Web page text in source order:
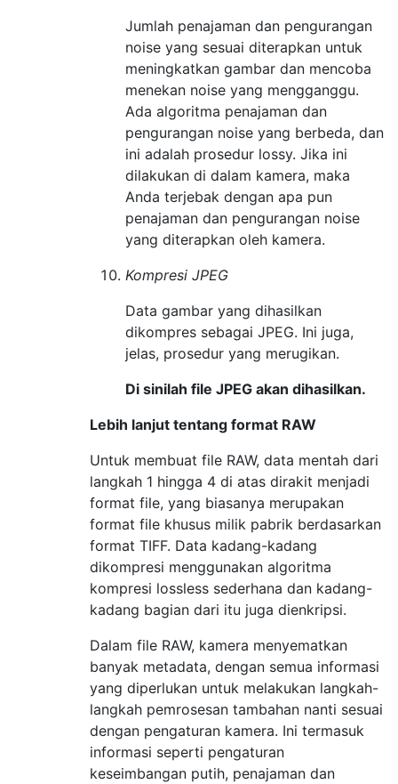
Jumlah penajaman dan pengurangan
noise yang sesuai diterapkan untuk
meningkatkan gambar dan mencoba
menekan noise yang mengganggu.
Ada algoritma penajaman dan
pengurangan noise yang berbeda, dan
ini adalah prosedur lossy. Jika ini
dilakukan di dalam kamera, maka
Anda terjebak dengan apa pun
penajaman dan pengurangan noise
yang diterapkan oleh kamera.
Kompresi JPEG
Data gambar yang dihasilkan
dikompres sebagai JPEG. Ini juga,
jelas, prosedur yang merugikan.
Di sinilah file JPEG akan dihasilkan.
Lebih lanjut tentang format RAW
Untuk membuat file RAW, data mentah dari
langkah 1 hingga 4 di atas dirakit menjadi
format file, yang biasanya merupakan
format file khusus milik pabrik berdasarkan
format TIFF. Data kadang-kadang
dikompresi menggunakan algoritma
kompresi lossless sederhana dan kadang-
kadang bagian dari itu juga dienkripsi.
Dalam file RAW, kamera menyematkan
banyak metadata, dengan semua informasi
yang diperlukan untuk melakukan langkah-
langkah pemrosesan tambahan nanti sesuai
dengan pengaturan kamera. Ini termasuk
informasi seperti pengaturan
keseimbangan putih, penajaman dan